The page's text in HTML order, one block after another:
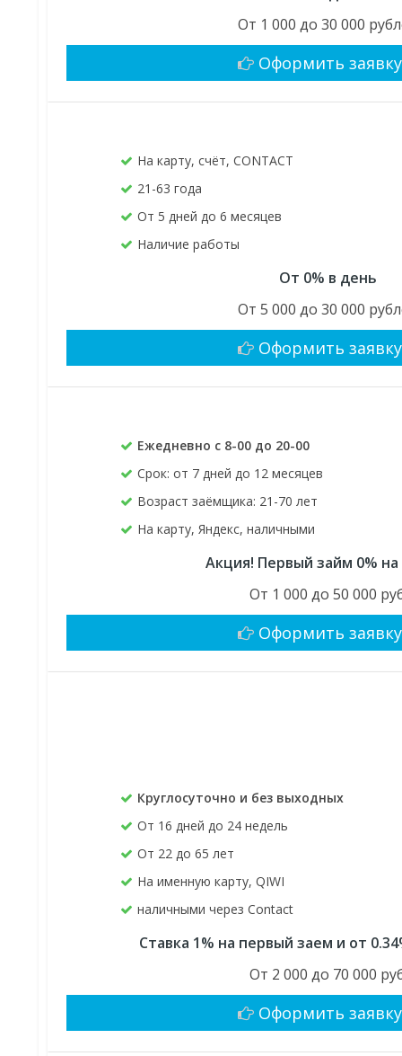
От 1 000 до 30 000
Оформить заявку
На карту, счёт, CONTACT
21-63 года
От 5 дней до 6 месяцев
Наличие работы
От 0% в день
От 5 000 до 30 000
Оформить заявку
Ежедневно с 8-00 до 20-00
Срок: от 7 дней до 12 месяцев
Возраст заёмщика: 21-70 лет
На карту, Яндекс, наличными
Акция! Первый займ 0%
От 1 000 до 50 000
Оформить заявку
Круглосуточно и без выходных
От 16 дней до 24 недель
От 22 до 65 лет
На именную карту, QIWI
наличными через Contact
Ставка 1% на первый заем и от
От 2 000 до 70 000
Оформить заявку